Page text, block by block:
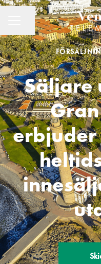
KARRIÄRMENY
Dela sidan
Säljare
erbjuder